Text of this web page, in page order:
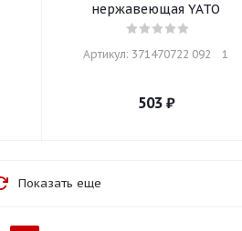
нержавеющая YATO
Артикул: 371470722 092    1
503₽
Показать еще